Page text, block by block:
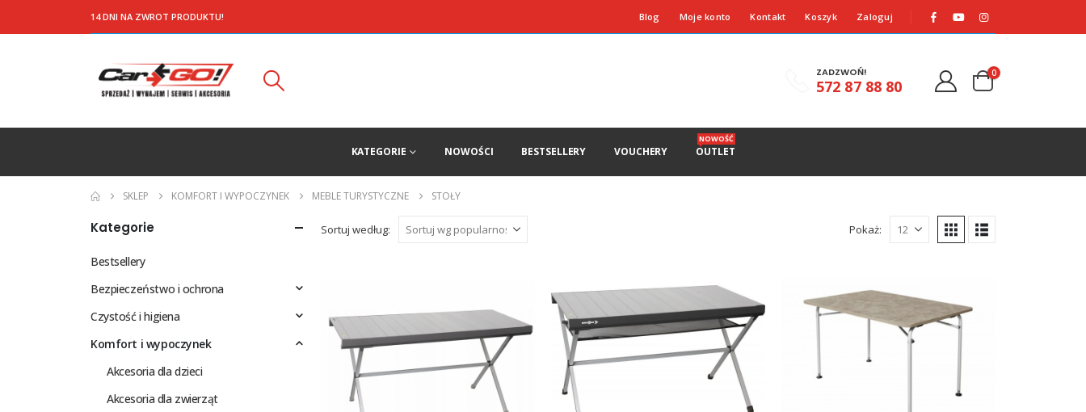
14 DNI NA ZWROT PRODUKTU! Blog Moje konto Kontakt Koszyk Zaloguj
ZADZWOŃ!
572 87 88 80
0
KATEGORIE NOWOŚCI BESTSELLERY VOUCHERY OUTLET
NOWOŚĆ
SKLEP KOMFORT I WYPOCZYNEK MEBLE TURYSTYCZNE STOŁY
Sortuj według: Pokaż:
Kategorie
Bestsellery
Bezpieczeństwo i ochrona
Czystość i higiena
Komfort i wypoczynek
Akcesoria dla dzieci
Akcesoria dla zwierząt